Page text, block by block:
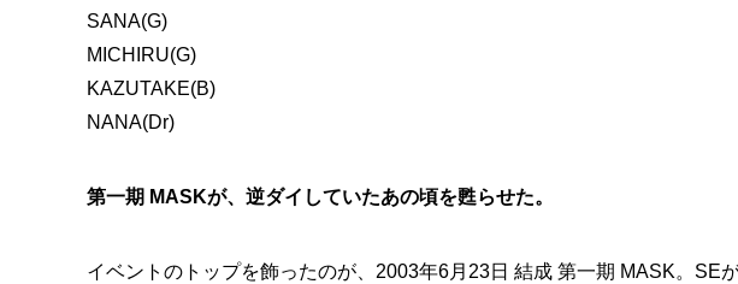
SANA(G)
MICHIRU(G)
KAZUTAKE(B)
NANA(Dr)
第一期 MASKが、逆ダイしていたあの頃を甦らせた。
イベントのトップを飾ったのが、2003年6月23日 結成 第一期 MASK。SE